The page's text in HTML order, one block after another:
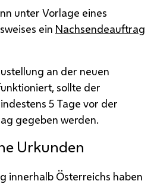
unter Vorlage eines
ein Nachsendeauftrag
an der neuen
sollte der
5 Tage vor der
gegeben werden.
Urkunden
innerhalb Österreichs haben